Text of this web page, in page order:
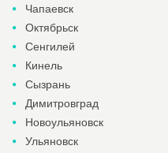
Чапаевск
Октябрьск
Сенгилей
Кинель
Сызрань
Димитровград
Новоульяновск
Ульяновск